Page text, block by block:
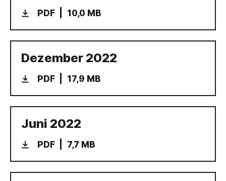
PDF 10,0 MB
Dezember 2022
PDF 17,9 MB
Juni 2022
PDF 7,7 MB